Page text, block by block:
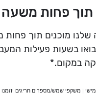
תוך פחות משעה
בשעות פעילות
במקום.*
18:45 בימי ראשון-חמישי | משקפי שמש/מספרים חריגים